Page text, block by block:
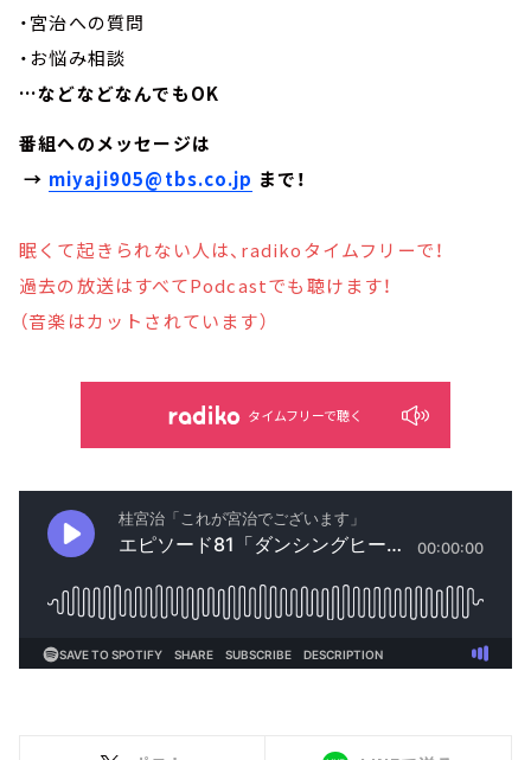
・宮治への質問
・お悩み相談
…などなどなんでもOK
番組へのメッセージは
→ miyaji905@tbs.co.jp まで！
眠くて起きられない人は、radikoタイムフリーで！
過去の放送はすべてPodcastでも聴けます！
（音楽はカットされています）
タイムフリーで聴く